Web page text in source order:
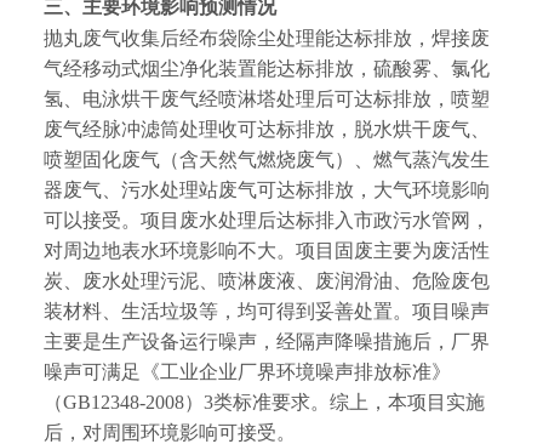
三、主要环境影响预测情况
抛丸废气收集后经布袋除尘处理能达标排放 ，焊接废
气经移动式烟尘净化装置能达标排放，硫酸雾、氯化
氢、电泳烘干废气经喷淋塔处理后可达标排放 ，喷塑
废气经脉冲滤筒处理收可达标排放，脱水烘干废气、
喷塑固化废气（含天然气燃烧废气）、燃气蒸汽发生
器废气、污水处理站废气可达标排放， 大气环境影响
可以接受。项目废水处理后达标排入市政污水管网，
对周边地表水环境影响不大。项目固废主要为废活性
炭、
废水处理污泥、 喷淋废液 、废润滑油、危险废包
装材料、生活垃圾等，均可得到妥善处置。项目噪声
主要是生产设备运行噪声，经隔声降噪措施后，厂界
噪声可满足《工业企业厂界环境噪声排放标准》
（GB12348-2008）3类标准要求。综上，本项目实施
后，对周围环境影响可接受。